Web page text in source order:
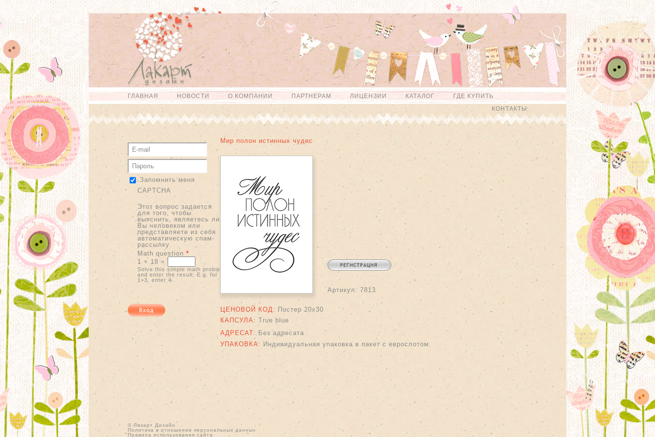
Перейти к
основному
содержанию
Skip to
navigation
Главное меню
ГЛАВНАЯ НОВОСТИ О КОМПАНИИ ПАРТНЕРАМ ЛИЦЕНЗИИ КАТАЛОГ
ГДЕ КУПИТЬ
КОНТАКТЫ
Запомнить меня
CAPTCHA
Этот вопрос задается
для того, чтобы
выяснить, являетесь ли
Вы человеком или
представляете из себя
автоматическую спам-
рассылку.
Math question *
1 + 18 =
Solve this simple math problem
and enter the result. E.g. for
1+3, enter 4.
Мир полон истинных чудес
Артикул: 7813
ЦЕНОВОЙ КОД: Постер 20х30
КАПСУЛА: True blue
АДРЕСАТ:Без адресата
УПАКОВКА: Индивидуальная упаковка в пакет с еврослотом.
© Лакарт Дизайн
Политика в отношении персональных данных
Правила использования сайта